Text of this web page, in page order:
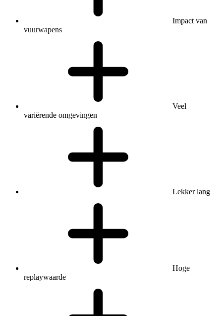
Impact van
vuurwapens
Veel
variërende omgevingen
Lekker lang
Hoge
replaywaarde